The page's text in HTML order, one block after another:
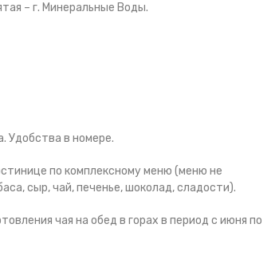
– г. Минеральные Воды.
Удобства в номере.
по комплексному меню (меню не
сыр, чай, печенье, шоколад, сладости).
чая на обед в горах в период с июня по